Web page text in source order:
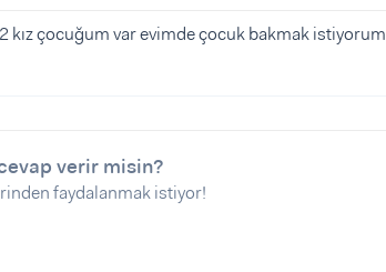
kız çocuğum var evimde çocuk bakmak istiyorum
verir misin?
faydalanmak istiyor!